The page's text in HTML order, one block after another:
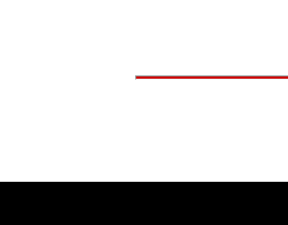
Premiere